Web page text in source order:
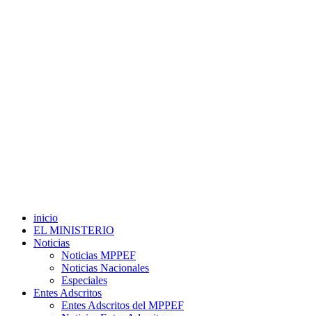
inicio
EL MINISTERIO
Noticias
Noticias MPPEF
Noticias Nacionales
Especiales
Entes Adscritos
Entes Adscritos del MPPEF